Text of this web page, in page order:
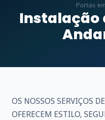
Portas
Instalação
OS NOSSOS SERVIÇOS
OFERECEM ESTILO,